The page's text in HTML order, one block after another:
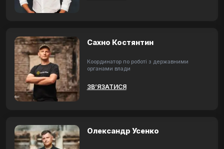
Сахно Костянтин
Координатор по роботі з державними
органами влади
ЗВ’ЯЗАТИСЯ
Олександр Усенко